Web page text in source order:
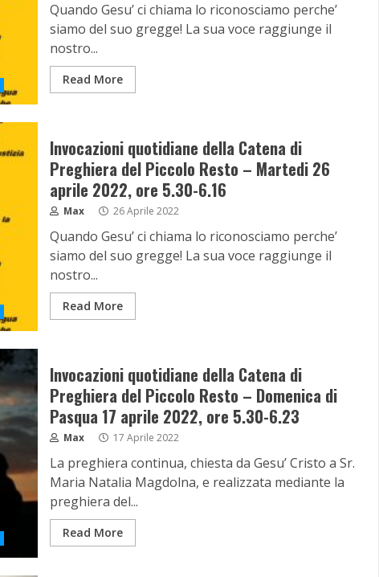
Quando Gesu’ ci chiama lo riconosciamo perche’
siamo del suo gregge! La sua voce raggiunge il
nostro...
Read More
Invocazioni quotidiane della Catena di
Preghiera del Piccolo Resto – Martedi 26
aprile 2022, ore 5.30-6.16
Max 26 Aprile 2022
Quando Gesu’ ci chiama lo riconosciamo perche’
siamo del suo gregge! La sua voce raggiunge il
nostro...
Read More
Invocazioni quotidiane della Catena di
Preghiera del Piccolo Resto – Domenica di
Pasqua 17 aprile 2022, ore 5.30-6.23
Max 17 Aprile 2022
La preghiera continua, chiesta da Gesu’ Cristo a Sr.
Maria Natalia Magdolna, e realizzata mediante la
preghiera del...
Read More